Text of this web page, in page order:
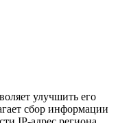
улучшить его
сбор информации